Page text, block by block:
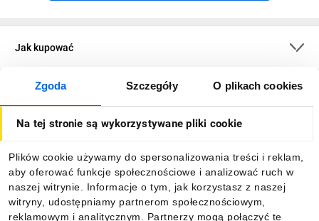
Zgoda Szczegóły O plikach cookies
Na tej stronie są wykorzystywane pliki cookie
Plików cookie używamy do spersonalizowania treści i reklam,
aby oferować funkcje społecznościowe i analizować ruch w
naszej witrynie. Informacje o tym, jak korzystasz z naszej
witryny, udostępniamy partnerom społecznościowym,
reklamowym i analitycznym. Partnerzy mogą połączyć te
Jak kupować
O firmie
Informacje